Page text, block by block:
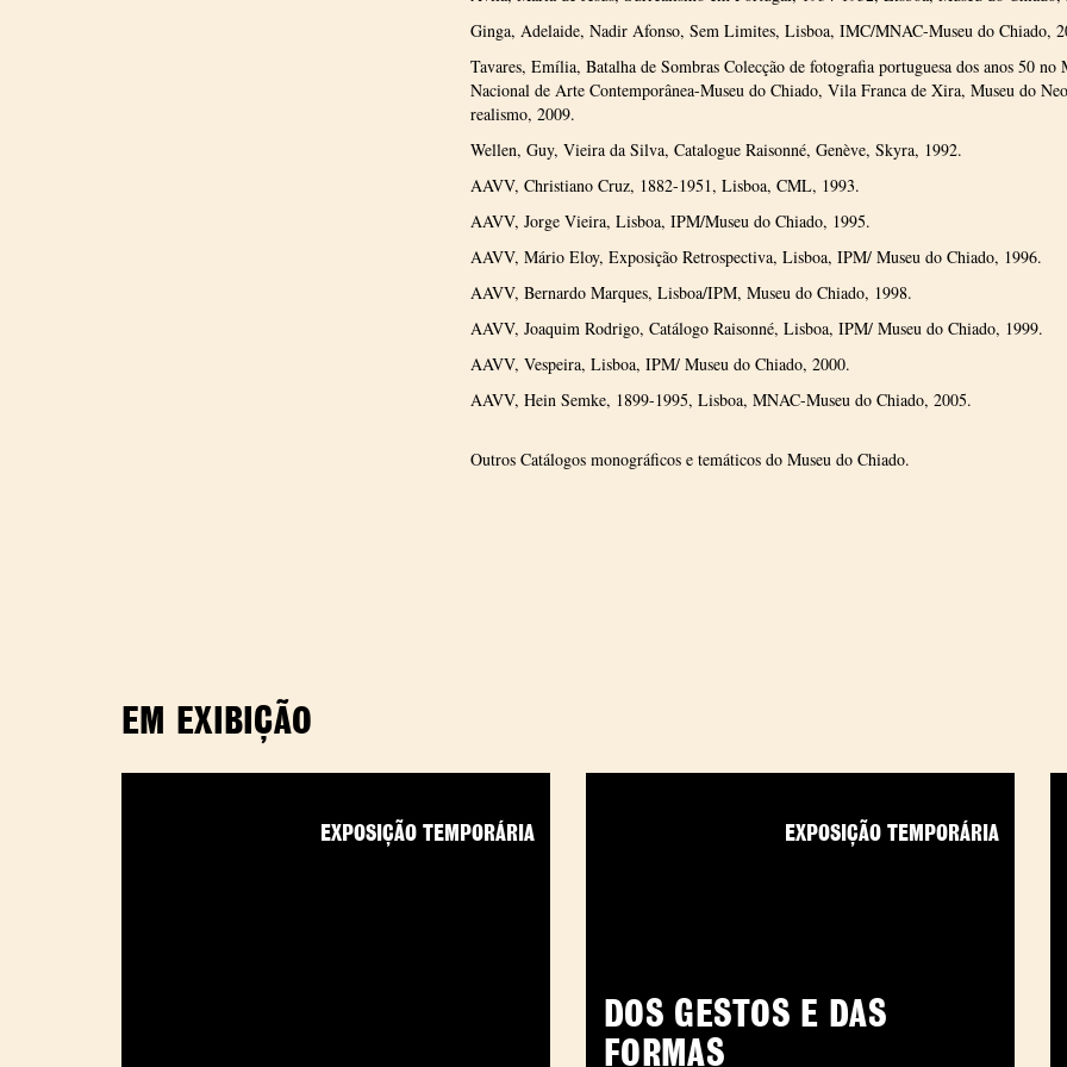
Ginga, Adelaide, Nadir Afonso, Sem Limites, Lisboa, IMC/MNAC-Museu do Chiado,
Tavares, Emília, Batalha de Sombras Colecção de fotografia portuguesa dos anos 50 no
Nacional de Arte Contemporânea-Museu do Chiado, Vila Franca de Xira, Museu do
realismo, 2009.
Wellen, Guy, Vieira da Silva, Catalogue Raisonné, Genève, Skyra, 1992.
AAVV, Christiano Cruz, 1882-1951, Lisboa, CML, 1993.
AAVV, Jorge Vieira, Lisboa, IPM/Museu do Chiado, 1995.
AAVV, Mário Eloy, Exposição Retrospectiva, Lisboa, IPM/ Museu do Chiado, 1996.
AAVV, Bernardo Marques, Lisboa/IPM, Museu do Chiado, 1998.
AAVV, Joaquim Rodrigo, Catálogo Raisonné, Lisboa, IPM/ Museu do Chiado, 1999.
AAVV, Vespeira, Lisboa, IPM/ Museu do Chiado, 2000.
AAVV, Hein Semke, 1899-1995, Lisboa, MNAC-Museu do Chiado, 2005.
Outros Catálogos monográficos e temáticos do Museu do Chiado.
EM EXIBIÇÃO
EXPOSIÇÃO TEMPORÁRIA
DOS GESTOS E DAS
FORMAS
EXPOSIÇÃO TEMPORÁRIA